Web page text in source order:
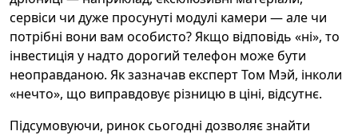
сервіси чи дуже просунуті модулі камери — але чи
потрібні вони вам особисто? Якщо відповідь «ні», то
інвестиція у надто дорогий телефон може бути
неоправданою. Як зазначав експерт Том Мэй, інколи
«нечто», що виправдовує різницю в ціні, відсутнє.
Підсумовуючи, ринок сьогодні дозволяє знайти